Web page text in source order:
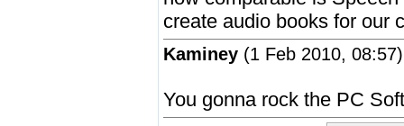
create audio books for our
Kaminey (1 Feb 2010, 08:57)
You gonna rock the PC